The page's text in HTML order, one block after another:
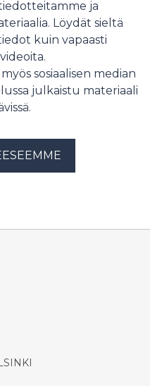
ja
Löydät sieltä
kuin vapaasti
sosiaalisen median
julkaistu materiaali